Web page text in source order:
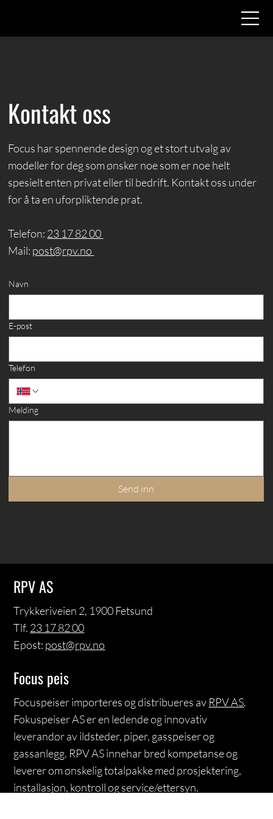
Kontakt oss
Focus har spennende design og et stort utvalg av
modeller for deg som ønsker noe som er noe helt
spesielt enten privat eller til bedrift. Kontakt oss under
for å ta en uforpliktende prat.
Telefon: 23 17 82 00
Mail: post@rpv.no
Navn
E-post
Telefon
Melding
Send inn
Focus peis
RPV AS
Focuspeiser importeres og distribueres av RPV AS.
Fokuspeiser AS er en ledende og innovativ
leverandør av ildsteder, piper, gasspeiser og
gassanlegg. RPV AS innehar bred kompetanse og
leverer om ønskelig totalpakke med prosjektering,
installasjon, kontroll og service/ettersyn.
Trykkeriveien 2, 1900 Fetsund
Tlf. 23 17 82 00
Epost: post@rpv.no